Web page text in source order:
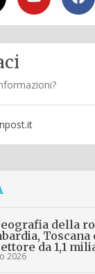
della
da 1,1
2026